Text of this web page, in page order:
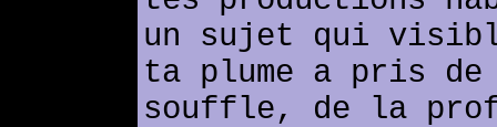
un sujet qui
ta plume a pris
souffle, de la